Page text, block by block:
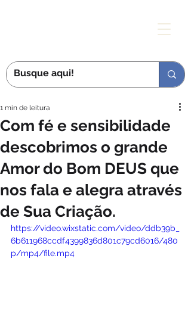
Com fé e sensibilidade
descobrimos o grande
Amor do Bom DEUS que
nos fala e alegra através
de Sua Criação.
1 min de leitura
https://video.wixstatic.com/video/ddb39b_
6b611968ccdf4399836d801c79cd6016/480
p/mp4/file.mp4